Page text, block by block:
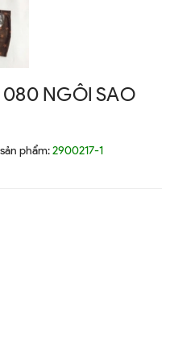
NGÔI SAO
phẩm:2900217-1